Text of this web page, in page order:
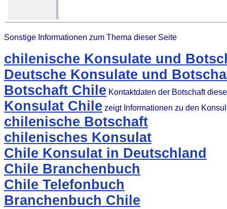
Sonstige Informationen zum Thema dieser Seite
chilenische Konsulate und
Deutsche Konsulate und
Botschaft Chile Kontaktdaten der Botschaft
Konsulat Chile zeigt Informationen zu den
chilenische Botschaft
chilenisches Konsulat
Chile Konsulat in Deutschland
Chile Branchenbuch
Chile Telefonbuch
Branchenbuch Chile